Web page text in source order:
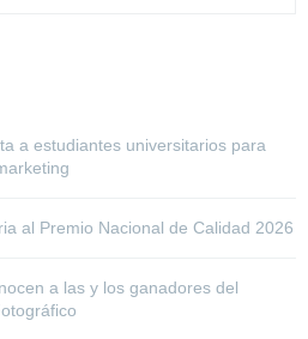
a estudiantes universitarios para
al Premio Nacional de Calidad 2026
a las y los ganadores del